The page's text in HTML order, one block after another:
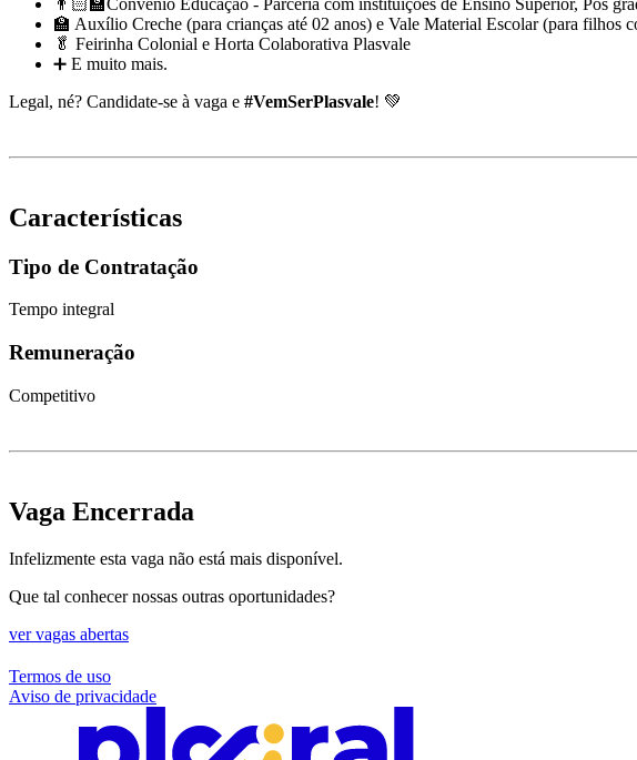
🏫 Auxílio Creche (para crianças até 02 anos) e Vale Material Escolar (para filhos
🥬 Feirinha Colonial e Horta Colaborativa Plasvale
➕ E muito mais.
Legal, né? Candidate-se à vaga e #VemSerPlasvale! 💚
Características
Tipo de Contratação
Tempo integral
Remuneração
Competitivo
Vaga Encerrada
Infelizmente esta vaga não está mais disponível.
Que tal conhecer nossas outras oportunidades?
ver vagas abertas
Termos de uso
Aviso de privacidade